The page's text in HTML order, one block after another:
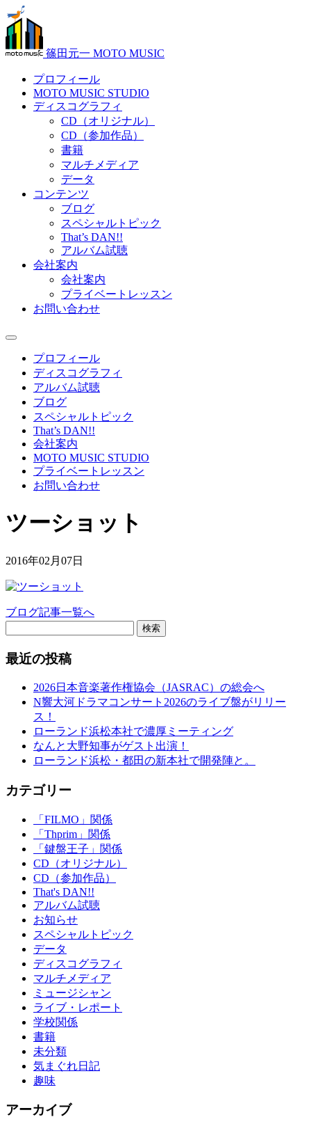
篠田元一 MOTO MUSIC
プロフィール
MOTO MUSIC STUDIO
ディスコグラフィ
CD（オリジナル）
CD（参加作品）
書籍
マルチメディア
データ
コンテンツ
ブログ
スペシャルトピック
That’s DAN!!
アルバム試聴
会社案内
会社案内
プライベートレッスン
お問い合わせ
プロフィール
ディスコグラフィ
アルバム試聴
ブログ
スペシャルトピック
That’s DAN!!
会社案内
MOTO MUSIC STUDIO
プライベートレッスン
お問い合わせ
ツーショット
2016年02月07日
ブログ記事一覧へ
検索
最近の投稿
2026日本音楽著作権協会（JASRAC）の総会へ
N響大河ドラマコンサート2026のライブ盤がリリー
ス！
ローランド浜松本社で濃厚ミーティング
なんと大野知事がゲスト出演！
ローランド浜松・都田の新本社で開発陣と。
カテゴリー
「FILMO」関係
「Thprim」関係
「鍵盤王子」関係
CD（オリジナル）
CD（参加作品）
That's DAN!!
アルバム試聴
お知らせ
スペシャルトピック
データ
ディスコグラフィ
マルチメディア
ミュージシャン
ライブ・レポート
学校関係
書籍
未分類
気まぐれ日記
趣味
アーカイブ